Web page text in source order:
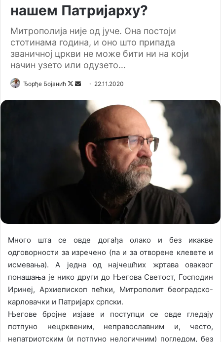
нашем Патријарху?
Митрополија није од јуче. Она постоји
стотинама година, и оно што припада
званичној цркви не може бити ни на који
начин узето или одузето…
Ђорђе Бојанић
F
w
o
m
22.11.2020
Много шта се овде догађа олако и без икакве
одговорности за изречено (па и за отворене клевете и
исмевања). А једна од најчешћих жртава оваквог
понашања је нико други до Његова Светост, Господин
Иринеј, Архиепископ пећки, Митрополит београдско-
карловачки и Патријарх српски.
Његове бројне изјаве и поступци се овде гледају
потпуно нецрквеним, неправославним и, често,
непатриотским (и потпуно нелогичним) погледом, без